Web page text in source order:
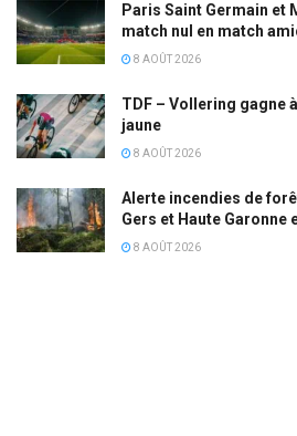
Paris Saint Germain et
match nul en match
8 AOÛT 2026
TDF – Vollering gagne
jaune
8 AOÛT 2026
Alerte incendies de
Gers et Haute Garonne
8 AOÛT 2026